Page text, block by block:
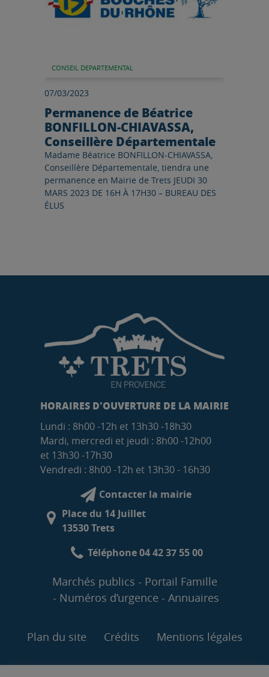
CONSEIL DEPARTEMENTAL
07/03/2023
Permanence de Béatrice
BONFILLON-CHIAVASSA,
Conseillère Départementale
Madame Béatrice BONFILLON-CHIAVASSA,
Conseillère Départementale, tiendra une
permanence en Mairie de Trets JEUDI 30
MARS 2023 DE 16H À 17H30 – BUREAU DES
ÉLUS
HORAIRES D'OUVERTURE DE LA MAIRIE
Lundi : 8h00 -12h et 13h30 -18h30
Mardi, mercredi et jeudi : 8h00 -12h00
et 13h30 -17h30
Vendredi : 8h00 -12h et 13h30 - 16h30
Contacter la mairie
Place du 14 Juillet
13530 Trets
Téléphone 04 42 37 55 00
Marchés publics
Portail Famille
Numéros d’urgence
Annuaires
Plan du site Crédits Mentions légales